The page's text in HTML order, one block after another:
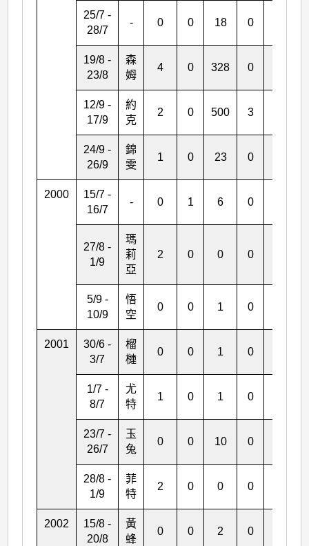
25/7 -
28/7
- 0 0 18 0
19/8 -
23/8
森
姆
4 0 328 0
12/9 -
17/9
約
克
2 0 500 3
24/9 -
26/9
錦
雯
1 0 23 0
2000
15/7 -
16/7
- 0 1 6 0
27/8 -
1/9
瑪
莉
亞
2 0 0 0
5/9 -
10/9
悟
空
0 0 1 0
2001
30/6 -
3/7
榴
槤
0 0 1 0
1/7 -
8/7
尤
特
1 0 1 0
23/7 -
26/7
玉
兔
0 0 10 0
28/8 -
1/9
菲
特
2 0 0 0
2002
15/8 -
20/8
黃
蜂
0 0 2 0